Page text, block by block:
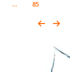
… 85